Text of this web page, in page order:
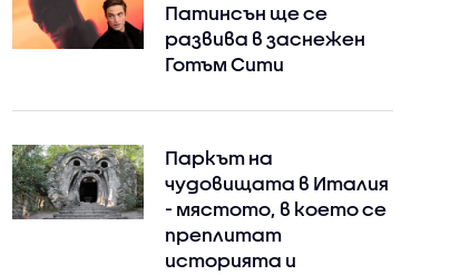
Патинсън ще се
развива в заснежен
Готъм Сити
Паркът на
чудовищата в Италия
- мястото, в което се
преплитат
историята и